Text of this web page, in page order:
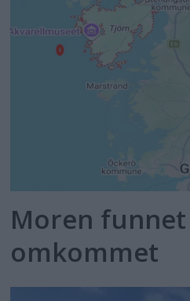
Moren funnet
omkommet